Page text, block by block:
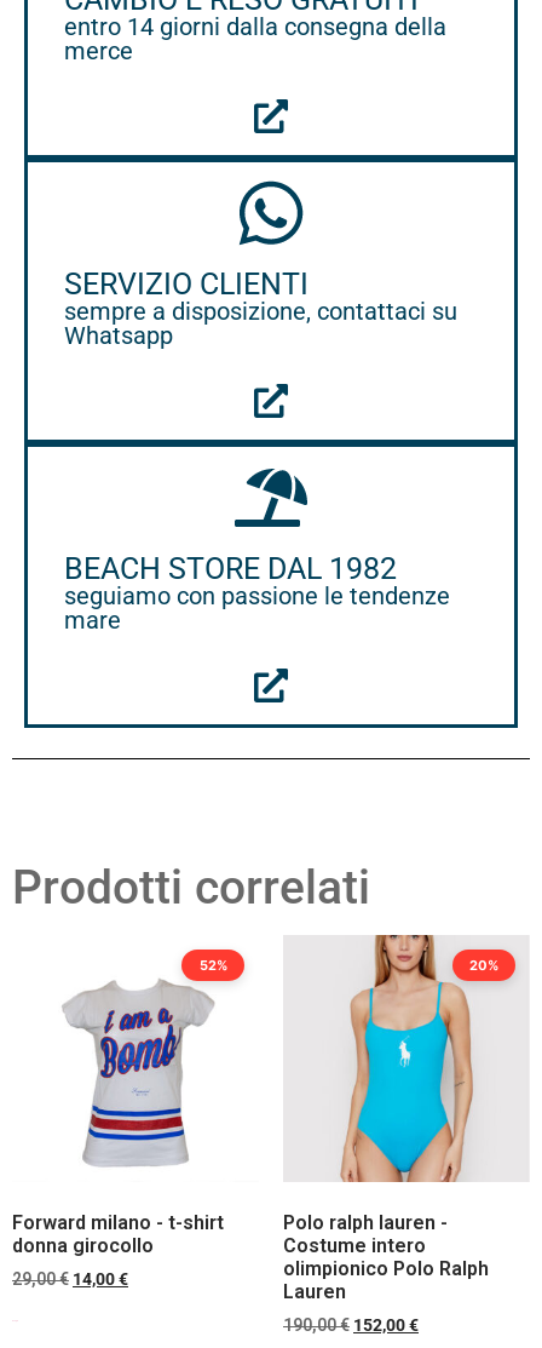
entro 14 giorni dalla consegna della
merce
SERVIZIO CLIENTI
sempre a disposizione, contattaci su
Whatsapp
BEACH STORE DAL 1982
seguiamo con passione le tendenze
mare
Prodotti correlati
52%
Forward milano - t-shirt
donna girocollo
29,00€ 14,00€
20%
Polo ralph lauren -
Costume intero
olimpionico Polo Ralph
Lauren
190,00€ 152,00€